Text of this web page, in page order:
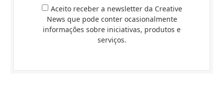
Aceito receber a newsletter da Creative
News que pode conter ocasionalmente
informações sobre iniciativas, produtos e
serviços.